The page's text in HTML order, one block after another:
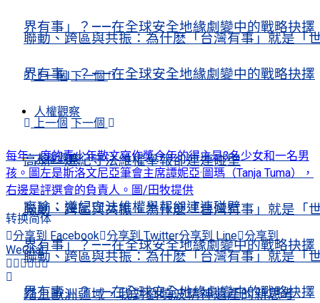
界有事」？——在全球安全地緣劇變中的戰略抉擇
上一個 下一個
人權觀察
高瑜：遵紀守法維權舉報卻連連碰壁
聯動、跨區與共振：為什麽「台灣有事」就是「
界有事」？——在全球安全地緣劇變中的戰略抉擇
踏上歐洲疆域，我對劉曉波精神遺產的新思考
聯動、跨區與共振：為什麽「台灣有事」就是「
界有事」？——在全球安全地緣劇變中的戰略抉擇
上一個 下一個
人權觀察
高瑜：遵紀守法維權舉報卻連連碰壁
聯動、跨區與共振：為什麽「台灣有事」就是「
界有事」？——在全球安全地緣劇變中的戰略抉擇
每年一度的青少年散文寫作獎今年的得主是3名少女和一名男
孩。圖左是斯洛文尼亞筆會主席譚妮亞·圖瑪（Tanja Tuma），
右邊是評選會的負責人。圖/田牧提供
转换简体
分享到 Facebook 分享到 Twitter分享到 Line 分享到
WeChat